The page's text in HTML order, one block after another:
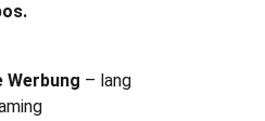
Werbung – lang